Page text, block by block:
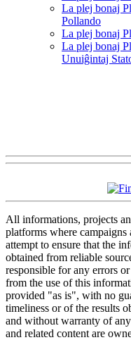
La plej bonaj
Pollando
La plej bonaj
La plej bonaj
Unuiĝintaj
All informations, projects
platforms where
attempt to ensure that the
obtained from reliable
responsible for any errors
from the use of this
provided "as is", with no
timeliness or of the results
and without warranty of
and related content are